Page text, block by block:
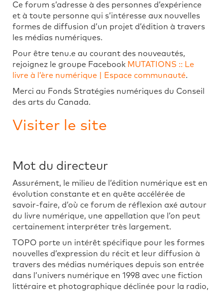
Ce forum s’adresse à des personnes d’expérience
et à toute personne qui s’intéresse aux nouvelles
formes de diffusion d’un projet d’édition à travers
les médias numériques.
Pour être tenu.e au courant des nouveautés,
rejoignez le groupe Facebook MUTATIONS :: Le
livre à l’ère numérique | Espace communauté.
Merci au Fonds Stratégies numériques du Conseil
des arts du Canada.
Visiter le site
Mot du directeur
Assurément, le milieu de l’édition numérique est en
évolution constante et en quête accélérée de
savoir-faire, d’où ce forum de réflexion axé autour
du livre numérique, une appellation que l’on peut
certainement interpréter très largement.
TOPO porte un intérêt spécifique pour les formes
nouvelles d’expression du récit et leur diffusion à
travers des médias numériques depuis son entrée
dans l’univers numérique en 1998 avec une fiction
littéraire et photographique déclinée pour la radio,